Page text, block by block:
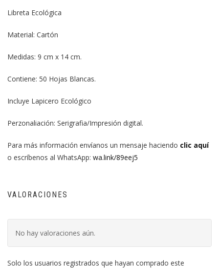
Libreta Ecológica
Material: Cartón
Medidas: 9 cm x 14 cm.
Contiene: 50 Hojas Blancas.
Incluye Lapicero Ecológico
Perzonaliación: Serigrafia/Impresión digital.
Para más información envíanos un mensaje haciendo clic aquí
o escríbenos al WhatsApp: wa.link/89eej5
VALORACIONES
No hay valoraciones aún.
Solo los usuarios registrados que hayan comprado este